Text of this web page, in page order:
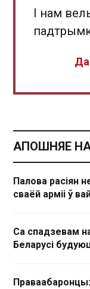
І нам
АПОШНЯЕ
Палова расіян
сваёй арміі ў
Са спадзевам
Беларусі